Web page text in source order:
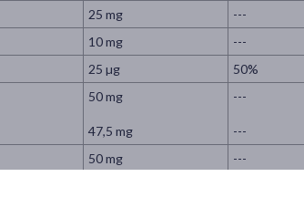
25 mg
---
10 mg
---
25 µg
50%
50 mg
47,5 mg
---
---
50 mg ---